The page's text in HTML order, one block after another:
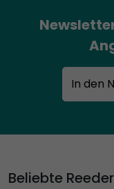
In den
Beliebte